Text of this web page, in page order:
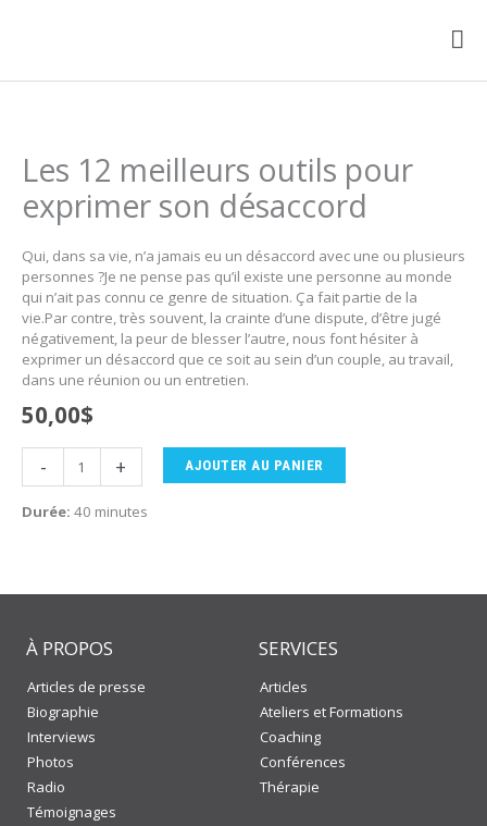
Les 12 meilleurs outils pour
exprimer son désaccord
Qui, dans sa vie, n’a jamais eu un désaccord avec une ou plusieurs
personnes ?Je ne pense pas qu’il existe une personne au monde
qui n’ait pas connu ce genre de situation. Ça fait partie de la
vie.Par contre, très souvent, la crainte d’une dispute, d’être jugé
négativement, la peur de blesser l’autre, nous font hésiter à
exprimer un désaccord que ce soit au sein d’un couple, au travail,
dans une réunion ou un entretien.
50,00$
-
12
désaccord
+ AJOUTER AU PANIER
Durée: 40 minutes
À PROPOS
Articles de presse
Biographie
Interviews
Photos
Radio
Témoignages
SERVICES
Articles
Ateliers et Formations
Coaching
Conférences
Thérapie